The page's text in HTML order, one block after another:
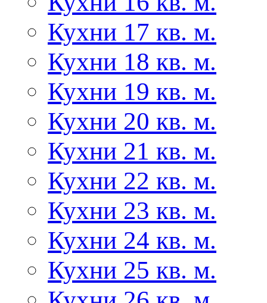
Кухни 17 кв. м.
Кухни 18 кв. м.
Кухни 19 кв. м.
Кухни 20 кв. м.
Кухни 21 кв. м.
Кухни 22 кв. м.
Кухни 23 кв. м.
Кухни 24 кв. м.
Кухни 25 кв. м.